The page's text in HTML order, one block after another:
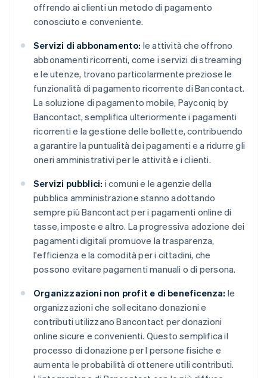
offrendo ai clienti un metodo di pagamento
conosciuto e conveniente.
Servizi di abbonamento: le attività che offrono
abbonamenti ricorrenti, come i servizi di streaming
e le utenze, trovano particolarmente preziose le
funzionalità di pagamento ricorrente di Bancontact.
La soluzione di pagamento mobile, Payconiq by
Bancontact, semplifica ulteriormente i pagamenti
ricorrenti e la gestione delle bollette, contribuendo
a garantire la puntualità dei pagamenti e a ridurre gli
oneri amministrativi per le attività e i clienti.
Servizi pubblici: i comuni e le agenzie della
pubblica amministrazione stanno adottando
sempre più Bancontact per i pagamenti online di
tasse, imposte e altro. La progressiva adozione dei
pagamenti digitali promuove la trasparenza,
l'efficienza e la comodità per i cittadini, che
possono evitare pagamenti manuali o di persona.
Organizzazioni non profit e di beneficenza: le
organizzazioni che sollecitano donazioni e
contributi utilizzano Bancontact per donazioni
online sicure e convenienti. Questo semplifica il
processo di donazione per l persone fisiche e
aumenta le probabilità di ottenere utili contributi.